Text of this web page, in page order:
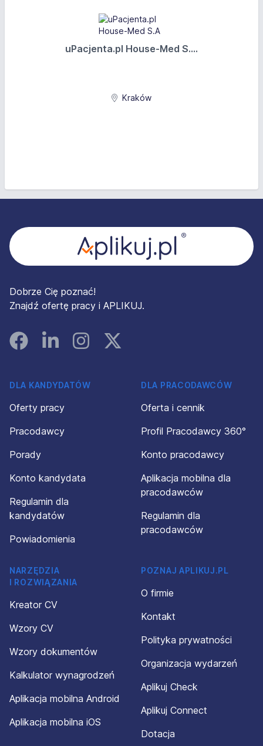
uPacjenta.pl House-Med S....
Kraków
Dobrze Cię poznać!
Znajdź ofertę pracy i APLIKUJ.
FacebookLinked InInstagramInstagram
DLA KANDYDATÓW
Oferty pracy
Pracodawcy
Porady
Konto kandydata
Regulamin dla
kandydatów
Powiadomienia
DLA PRACODAWCÓW
Oferta i cennik
Profil Pracodawcy 360°
Konto pracodawcy
Aplikacja mobilna dla
pracodawców
Regulamin dla
pracodawców
NARZĘDZIA
I ROZWIĄZANIA
Kreator CV
Wzory CV
Wzory dokumentów
Kalkulator wynagrodzeń
Aplikacja mobilna Android
Aplikacja mobilna iOS
POZNAJ APLIKUJ.PL
O firmie
Kontakt
Polityka prywatności
Organizacja wydarzeń
Aplikuj Check
Aplikuj Connect
Dotacja